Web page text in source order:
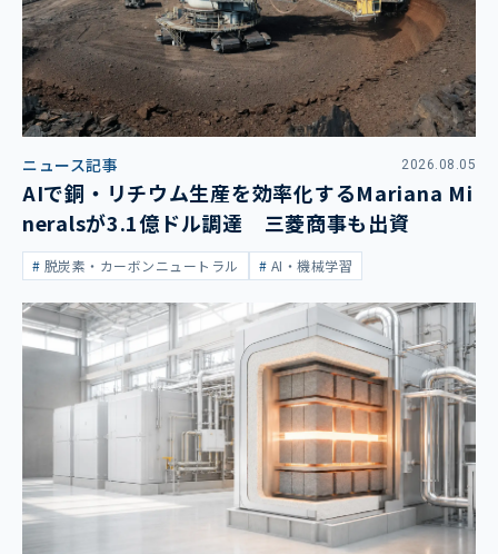
ニュース記事 2026.08.05
AIで銅・リチウム生産を効率化するMariana Mi
neralsが3.1億ドル調達 三菱商事も出資
脱炭素・カーボンニュートラル AI・機械学習